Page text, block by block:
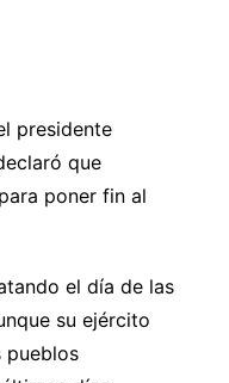
presidente
que
poner fin al
el día de las
su ejército
pueblos